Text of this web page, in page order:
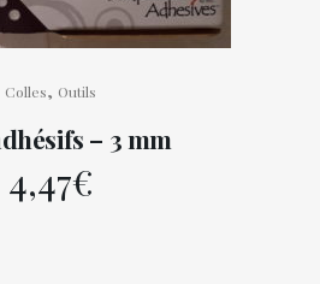
Colles, Outils
– 3 mm
4,47€